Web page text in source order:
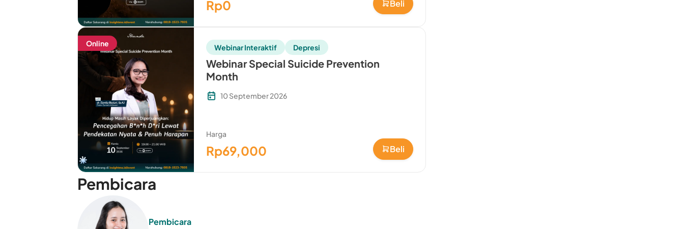
Rp0 Beli
Online Webinar Interaktif Depresi
Webinar Special Suicide Prevention
Month
10 September 2026
Harga
Rp69,000 Beli
Pembicara
Pembicara